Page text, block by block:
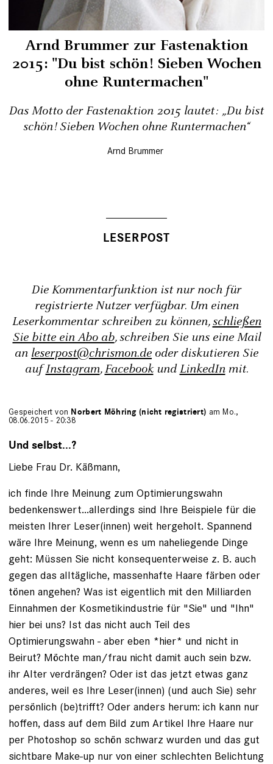
Arnd Brummer zur Fastenaktion
2015: "Du bist schön! Sieben Wochen
ohne Runtermachen"
Das Motto der Fastenaktion 2015 lautet: „Du bist
schön! Sieben Wochen ohne Runtermachen“
Arnd Brummer
Die Kommentarfunktion ist nur noch für
registrierte Nutzer verfügbar. Um einen
Leserkommentar schreiben zu können,schließen
Sie bitte ein Abo ab, schreiben Sie uns eine Mail
an leserpost@chrismon.de oder diskutieren Sie
aufInstagram,FacebookundLinkedInmit.
Gespeichert von Norbert Möhring (nicht registriert) am Mo.,
08.06.2015 - 20:38
Und selbst...?
Liebe Frau Dr. Käßmann,
ich finde Ihre Meinung zum Optimierungswahn
bedenkenswert...allerdings sind Ihre Beispiele für die
meisten Ihrer Leser(innen) weit hergeholt. Spannend
wäre Ihre Meinung, wenn es um naheliegende Dinge
geht: Müssen Sie nicht konsequenterweise z. B. auch
gegen das alltägliche, massenhafte Haare färben oder
tönen angehen? Was ist eigentlich mit den Milliarden
Einnahmen der Kosmetikindustrie für "Sie" und "Ihn"
hier bei uns? Ist das nicht auch Teil des
Optimierungswahn - aber eben *hier* und nicht in
Beirut? Möchte man/frau nicht damit auch sein bzw.
ihr Alter verdrängen? Oder ist das jetzt etwas ganz
anderes, weil es Ihre Leser(innen) (und auch Sie) sehr
persönlich (be)trifft? Oder anders herum: ich kann nur
hoffen, dass auf dem Bild zum Artikel Ihre Haare nur
per Photoshop so schön schwarz wurden und das gut
sichtbare Make-up nur von einer schlechten Belichtung